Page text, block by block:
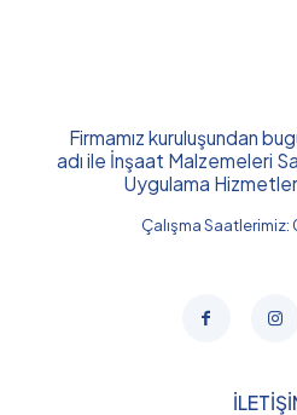
Firmamız kuruluşundan
adı ile İnşaat Malzemeleri
Uygulama
Çalışma